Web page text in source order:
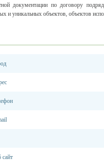
документации по договору
и уникальных объектов, объектов
сайт